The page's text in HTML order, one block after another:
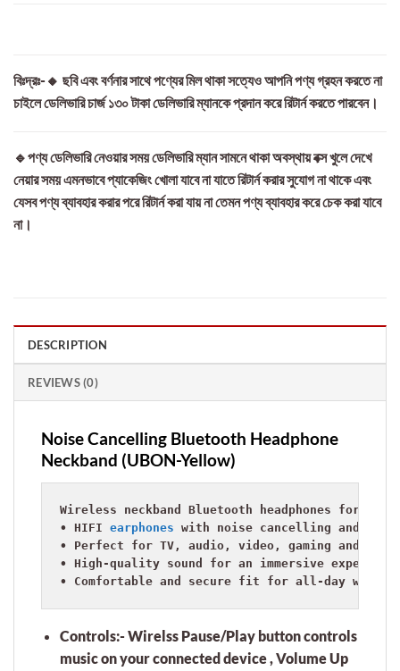
বিঃদ্রঃ-🔸 ছবি এবং বর্ণনার সাথে পণ্যের মিল থাকা সত্যেও আপনি পণ্য গ্রহন করতে না
চাইলে ডেলিভারি চার্জ ১৩০ টাকা ডেলিভারি ম্যানকে প্রদান করে রিটার্ন করতে পারবেন।
🔹পণ্য ডেলিভারি নেওয়ার সময় ডেলিভারি ম্যান সামনে থাকা অবস্থায় বক্স খুলে দেখে
নেয়ার সময় এমনভাবে প্যাকেজিং খোলা যাবে না যাতে রিটার্ন করার সুযোগ না থাকে এবং
যেসব পণ্য ব্যাবহার করার পরে রিটার্ন করা যায় না তেমন পণ্য ব্যাবহার করে চেক করা যাবে
না।
DESCRIPTION
REVIEWS (0)
Noise Cancelling Bluetooth Headphone
Neckband (UBON-Yellow)
Wireless neckband Bluetooth headphones for
• HIFI earphones with noise cancelling and
• Perfect for TV, audio, video, gaming and
• High-quality sound for an immersive
• Comfortable and secure fit for all-day wear.
Controls:- Wirelss Pause/Play button controls
music on your connected device , Volume Up